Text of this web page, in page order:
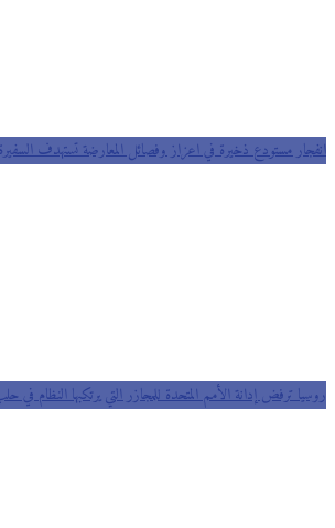
انفجار مستودع ذخيرة في اعزاز وفصائل المعارضة تستهدف السفيرة
روسيا ترفض إدانة الأمم المتحدة للمجازر التي يرتكبها النظام في حلب